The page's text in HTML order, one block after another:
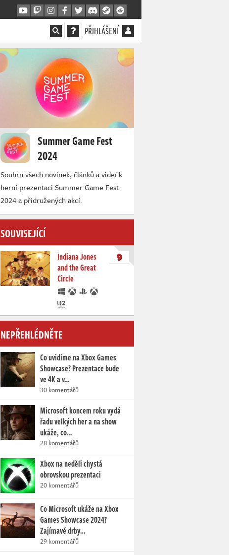
PŘIHLÁŠENÍ
Summer Game Fest
2024
Souhrn všech novinek, článků a videí k
herní prezentaci Summer Game Fest
2024 a přidružených akcí.
SOUVISEJÍCÍ
Indiana Jones
and the Great
Circle
9
NEPŘEHLÉDNĚTE
Co uvidíme na Xbox Games
Showcase? Prezentace bude
ve 4K a v…
30 komentářů
Microsoft koncem roku vydá
řadu velkých her a na show
ukáže, co…
28 komentářů
Xbox na neděli chystá
obrovskou prezentaci
20 komentářů
Co Microsoft ukáže na Xbox
Games Showcase 2024?
Zajímavé drby…
29 komentářů